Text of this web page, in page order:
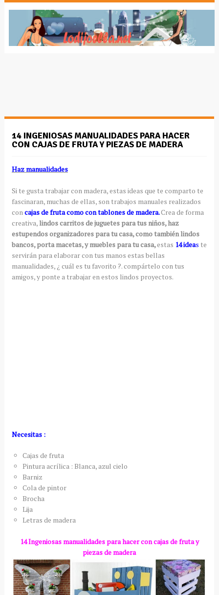
14 INGENIOSAS MANUALIDADES PARA HACER
CON CAJAS DE FRUTA Y PIEZAS DE MADERA
Haz manualidades
Si te gusta trabajar con madera, estas ideas que te comparto te
fascinaran, muchas de ellas, son trabajos manuales realizados
con cajas de fruta como con tablones de madera.Crea de forma
creativa,lindos carritos de juguetes para tus niños, haz
estupendos organizadores para tu casa, como también lindos
bancos, porta macetas, y muebles para tu casa,estas 14 ideas te
servirán para elaborar con tus manos estas bellas
manualidades, ¿ cuál es tu favorito ?. compártelo con tus
amigos, y ponte a trabajar en estos lindos proyectos.
Necesitas :
Cajas de fruta
Pintura acrílica : Blanca, azul cielo
Barniz
Cola de pintor
Brocha
Lija
Letras de madera
14 Ingeniosas manualidades para hacer con cajas de fruta y
piezas de madera